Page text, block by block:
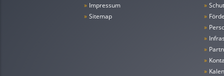
» Impressum
» Sitemap
»
»
»
»
»
»
»